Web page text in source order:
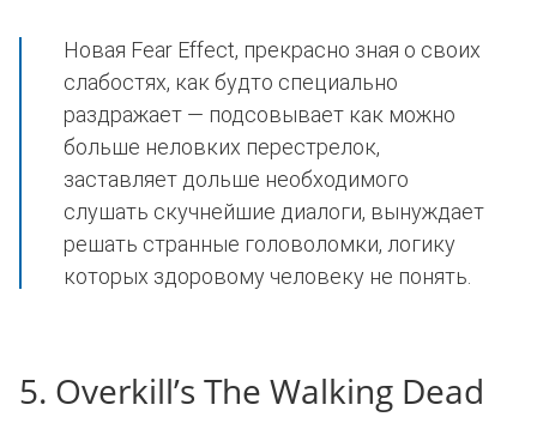
Новая Fear Effect, прекрасно зная о своих
слабостях, как будто специально
раздражает — подсовывает как можно
больше неловких перестрелок,
заставляет дольше необходимого
слушать скучнейшие диалоги, вынуждает
решать странные головоломки, логику
которых здоровому человеку не понять.
5. Overkill’s The Walking Dead